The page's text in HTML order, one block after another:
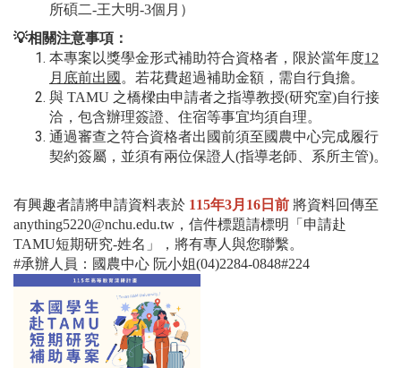
所碩二-王大明-3個月）
💡相關注意事項：
本專案以獎學金形式補助符合資格者，限於當年度12
月底前出國 。若花費超過補助金額，需自行負擔。
與 TAMU 之橋樑由申請者之指導教授(研究室)自行接
洽，包含辦理簽證、住宿等事宜均須自理。
通過審查之符合資格者出國前須至國農中心完成履行
契約簽屬，並須有兩位保證人(指導老師、系所主管)。
有興趣者請將申請資料表於 115年3月16日前 將資料回傳至
anything5220@nchu.edu.tw，信件標題請標明「申請赴
TAMU短期研究-姓名」，將有專人與您聯繫。
#承辦人員：國農中心 阮小姐(04)2284-0848#224